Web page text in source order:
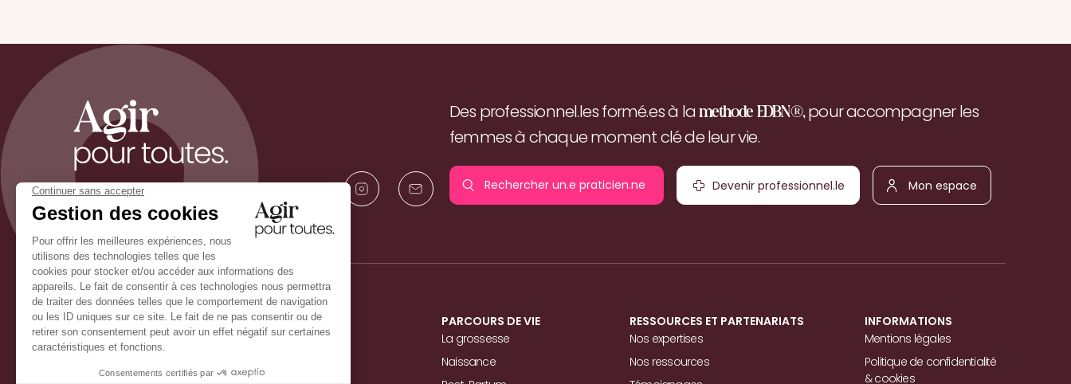
Des professionnel.les formé.es à lamethode EDBN®,pour accompagner les
femmes à chaque moment clé de leur vie.
Rechercher un.e
praticien.ne
Devenir
professionnel.le
Mon
espace
PARCOURS DE VIE
La grossesse
Naissance
RESSOURCES ET PARTENARIATS
Nos expertises
Nos ressources
INFORMATIONS
Mentions légales
Politique de confidentialité
& cookies